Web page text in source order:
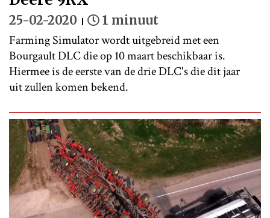
25-02-2020 1 minuut
Farming Simulator wordt uitgebreid met een
Bourgault DLC die op 10 maart beschikbaar is.
Hiermee is de eerste van de drie DLC's die dit jaar
uit zullen komen bekend.